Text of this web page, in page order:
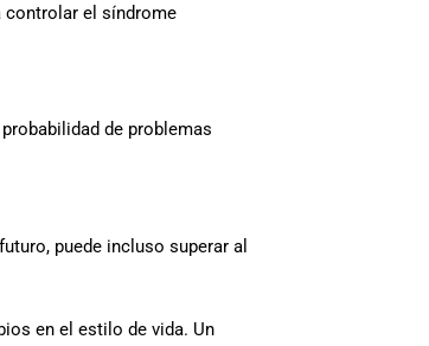
controlar el síndrome
de problemas
puede incluso superar al
en el estilo de vida. Un